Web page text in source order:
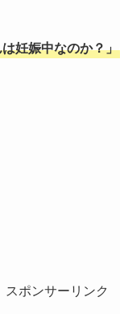
妊娠中なのか？」
スポンサーリンク